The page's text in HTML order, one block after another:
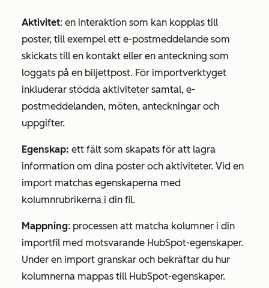
Aktivitet: en interaktion som kan kopplas till
poster, till exempel ett e-postmeddelande som
skickats till en kontakt eller en anteckning som
loggats på en biljettpost. För importverktyget
inkluderar stödda aktiviteter samtal, e-
postmeddelanden, möten, anteckningar och
uppgifter.
Egenskap: ett fält som skapats för att lagra
information om dina poster och aktiviteter. Vid en
import matchas egenskaperna med
kolumnrubrikerna i din fil.
Mappning: processen att matcha kolumner i din
importfil med motsvarande HubSpot-egenskaper.
Under en import granskar och bekräftar du hur
kolumnerna mappas till HubSpot-egenskaper.